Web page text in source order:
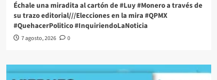
Échale una miradita al cartón de #Luy #Monero a través de
su trazo editorial///Elecciones en la mira #QPMX
#QuehacerPolitico #InquiriendoLaNoticia
7 agosto, 2026 0